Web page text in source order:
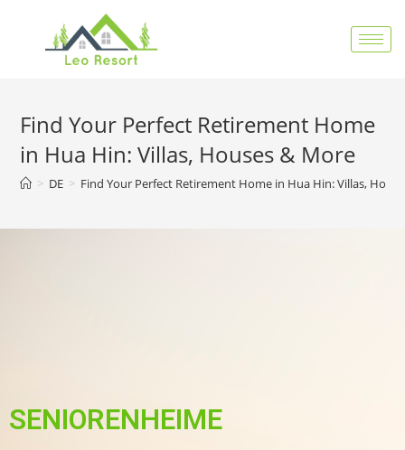
Find Your Perfect Retirement Home
in Hua Hin: Villas, Houses & More
> DE > Find Your Perfect Retirement Home in Hua Hin: Villas,
SENIORENHEIME